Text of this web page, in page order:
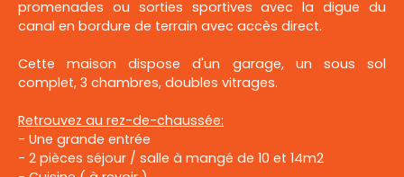
promenades ou sorties sportives avec la digue du
canal en bordure de terrain avec accès direct.
Cette maison dispose d'un garage, un sous sol
complet, 3 chambres, doubles vitrages.
Retrouvez au rez-de-chaussée:
- Une grande entrée
- 2 pièces séjour / salle à mangé de 10 et 14m2